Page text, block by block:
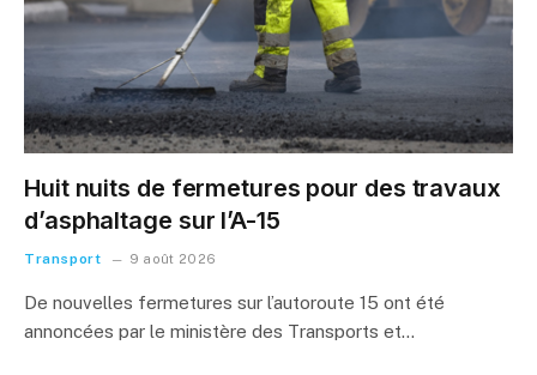
Huit nuits de fermetures pour des travaux
d’asphaltage sur l’A-15
Transport 9 août 2026
De nouvelles fermetures sur l’autoroute 15 ont été
annoncées par le ministère des Transports et…